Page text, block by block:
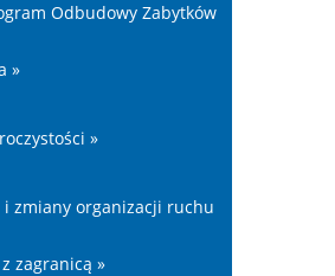
Odbudowy Zabytków
»
»
zmiany organizacji ruchu
zagranicą »